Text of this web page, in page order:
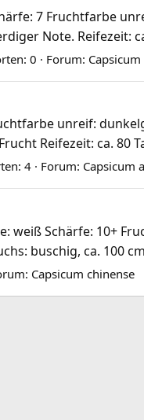
7 Fruchtfarbe
Note. Reifezeit:
0 Forum:
unreif:
Reifezeit: ca. 80
4 Forum: Capsicum
weiß Schärfe: 10+
buschig, ca. 100
Capsicum chinense